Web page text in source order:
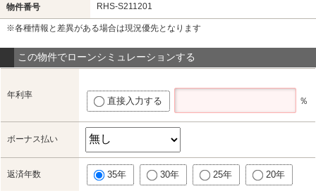
物件番号 RHS-S211201
※各種情報と差異がある場合は現況優先となります
この物件でローンシミュレーションする
年利率
直接入力する ％
ボーナス払い
返済年数 35年 30年 25年 20年